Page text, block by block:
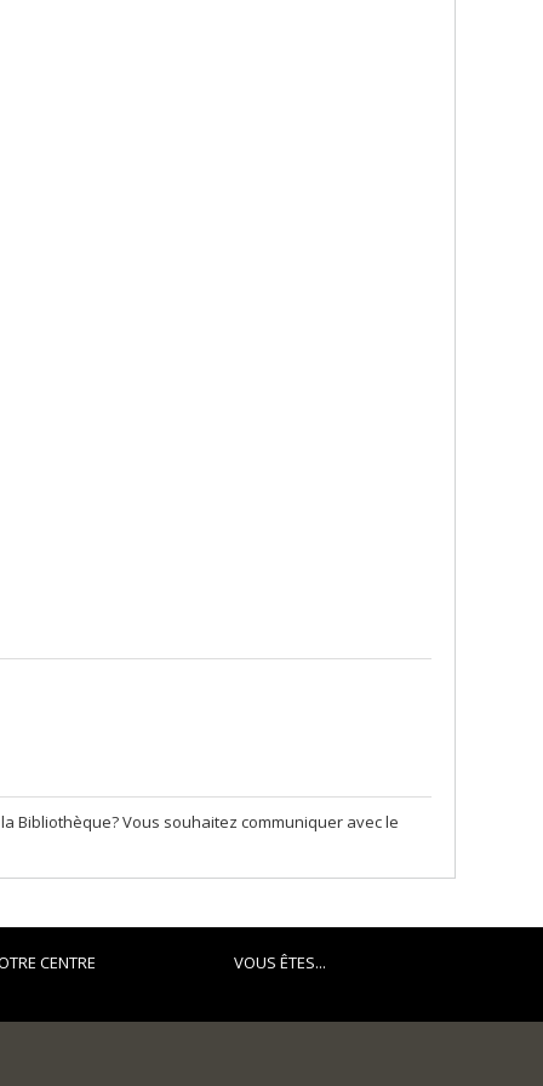
Bibliothèque? Vous souhaitez communiquer avec le
CENTRE VOUS ÊTES...